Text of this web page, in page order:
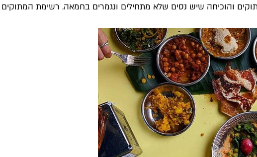
והוכיחה שיש נסים שלא מתחילים ונגמרים בחמאה. רשימת המתוקים